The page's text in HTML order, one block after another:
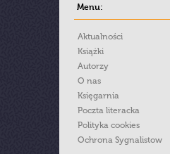
Menu:
Aktualności
Książki
Autorzy
O nas
Księgarnia
Poczta literacka
Polityka cookies
Ochrona Sygnalistow